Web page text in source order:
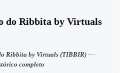
do Ribbita by Virtuals
Ribbita by Virtuals (TIBBIR) —
completo